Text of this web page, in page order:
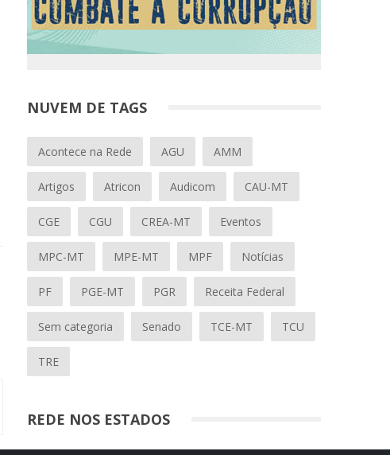
NUVEM DE TAGS
Acontece na Rede AGU AMM
Artigos Atricon Audicom CAU-MT
CGE CGU CREA-MT Eventos
MPC-MT MPE-MT MPF Notícias
PF PGE-MT PGR Receita Federal
Sem categoria Senado TCE-MT TCU
TRE
REDE NOS ESTADOS